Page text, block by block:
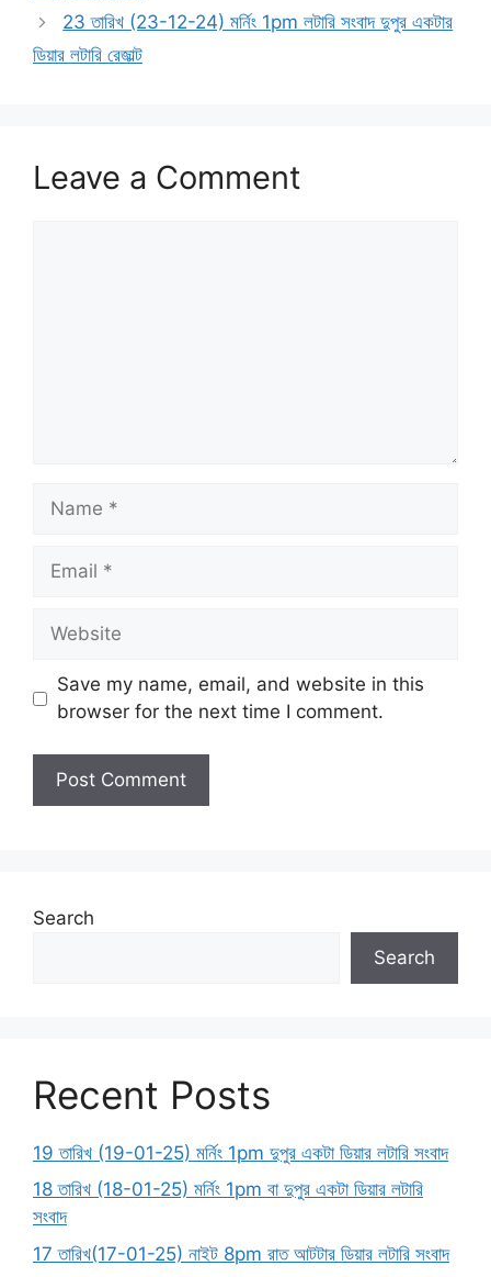
23 তারিখ (23-12-24) মর্নিং 1pm লটারি সংবাদ দুপুর একটার
ডিয়ার লটারি রেজাল্ট
Leave a Comment
Name
Email
Website
Save my name, email, and website in this
browser for the next time I comment.
Search
Search
Recent Posts
19 তারিখ (19-01-25) মর্নিং 1pm দুপুর একটা ডিয়ার লটারি সংবাদ
18 তারিখ (18-01-25) মর্নিং 1pm বা দুপুর একটা ডিয়ার লটারি
সংবাদ
17 তারিখ(17-01-25) নাইট 8pm রাত আটটার ডিয়ার লটারি সংবাদ